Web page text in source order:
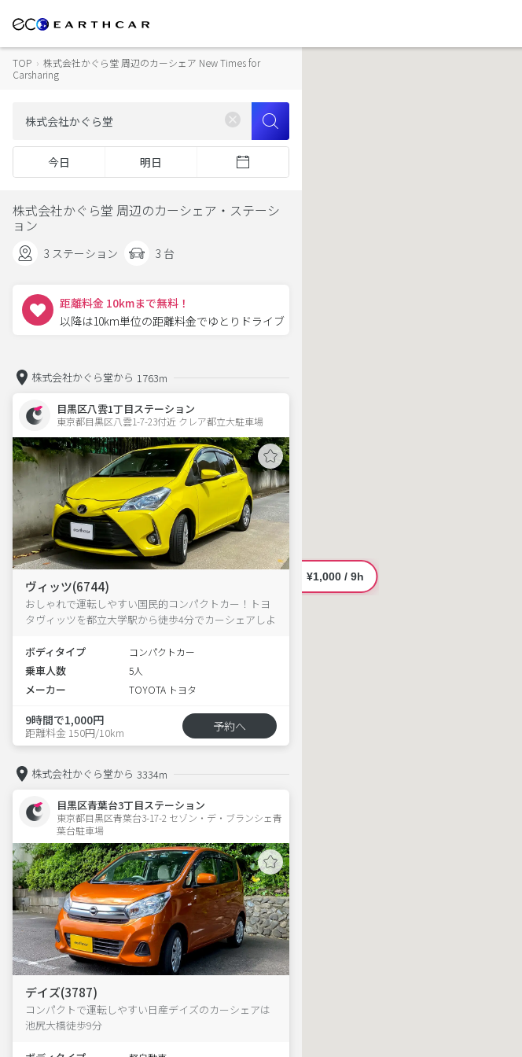
TOP › 株式会社かぐら堂 周辺のカーシェア New Times for
Carsharing
今日 明日
株式会社かぐら堂 周辺のカーシェア・ステーシ
ョン
3 ステーション 3 台
距離料金 10kmまで無料！
以降は10km単位の距離料金でゆとりドライブ
株式会社かぐら堂から 1763m
目黒区八雲1丁目ステーション
東京都目黒区八雲1-7-23付近 クレア都立大駐車場
ヴィッツ(6744)
おしゃれで運転しやすい国民的コンパクトカー！トヨ
タヴィッツを都立大学駅から徒歩4分でカーシェアしよ
ボディタイプ
コンパクトカー
乗車人数 5人
メーカー TOYOTA トヨタ
9時間で1,000円
距離料金 150円/10km 予約へ
株式会社かぐら堂から 3334m
目黒区青葉台3丁目ステーション
東京都目黒区青葉台3-17-2 セゾン・デ・ブランシェ青
葉台駐車場
デイズ(3787)
コンパクトで運転しやすい日産デイズのカーシェアは
池尻大橋徒歩9分